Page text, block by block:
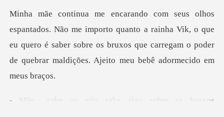
Loja
Histórico
Sair
quanto a rainha Vik, o que
eu quero é saber sobre os bruxos que carregam
o sabe algo sobre o